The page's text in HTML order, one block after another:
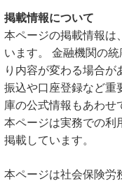
掲載情報について
本ページの掲載情報は
います。 金融機関の
り内容が変わる場合が
振込や口座登録など重
庫の公式情報もあわせ
本ページは実務での利
掲載しています。
本ページは社会保険労